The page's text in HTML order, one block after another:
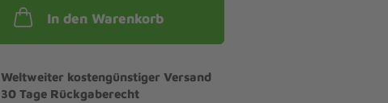
In den Warenkorb
Weltweiter kostengünstiger Versand
30 Tage Rückgaberecht